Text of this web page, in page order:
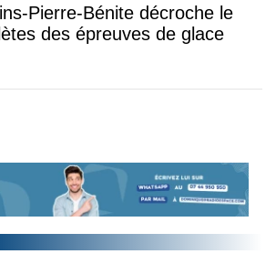
Pierre-Bénite décroche le
des épreuves de glace